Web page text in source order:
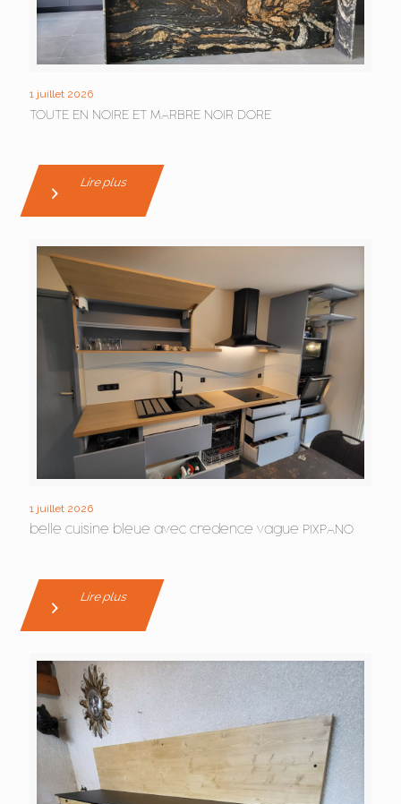
1 juillet 2026
TOUTE EN NOIRE ET MARBRE NOIR DORE
Lire plus
1 juillet 2026
belle cuisine bleue avec credence vague PIXPANO
Lire plus